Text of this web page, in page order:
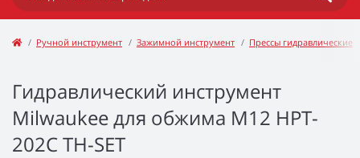
Ручной инструмент Зажимной инструмент Прессы гидравлические
Гидравлический инструмент
Milwaukee для обжима M12 HPT-
202C TH-SET